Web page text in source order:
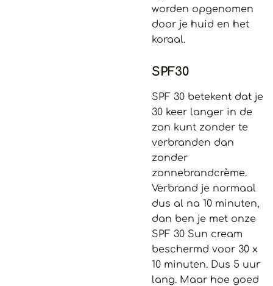
worden opgenomen
door je huid en het
koraal.
SPF30
SPF 30 betekent dat je
30 keer langer in de
zon kunt zonder te
verbranden dan
zonder
zonnebrandcrème.
Verbrand je normaal
dus al na 10 minuten,
dan ben je met onze
SPF 30 Sun cream
beschermd voor 30 x
10 minuten. Dus 5 uur
lang. Maar hoe goed